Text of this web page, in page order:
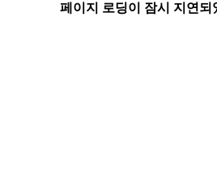
페이지 로딩이 잠시 지연